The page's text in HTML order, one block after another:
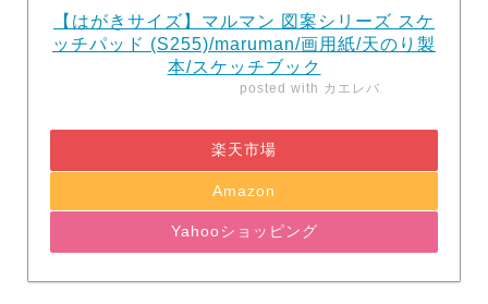
【はがきサイズ】マルマン 図案シリーズ スケ
ッチパッド (S255)/maruman/画用紙/天のり製
本/スケッチブック
posted with カエレバ
楽天市場
Amazon
Yahooショッピング